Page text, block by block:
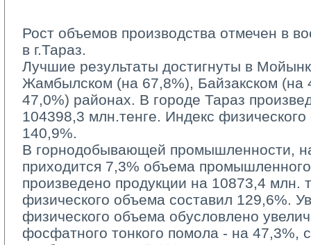
Рост объемов производства отмечен в
в г.Тараз.
Лучшие результаты достигнуты в
Жамбылском (на 67,8%), Байзакском (на
47,0%) районах. В городе Тараз
104398,3 млн.тенге. Индекс
140,9%.
В горнодобывающей промышленности,
приходится 7,3% объема
произведено продукции на 10873,4 млн.
физического объема составил 129,6%.
физического объема обусловлено
фосфатного тонкого помола - на 47,3%,